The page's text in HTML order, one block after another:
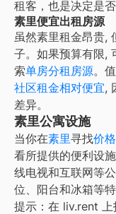
租客，也是决定是
素里便宜出租房源
虽然素里租金昂贵,
子。如果预算有限,
索单房分租房源。
社区租金相对便宜,
差异。
素里公寓设施
当你在素里寻找价
看所提供的便利设
线电视和互联网等
位、阳台和冰箱等特
提示：在 liv.rent 上